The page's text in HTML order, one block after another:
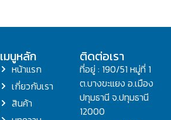
เมนูหลัก
หน้าแรก
เกี่ยวกับเรา
สินค้า
ติดต่อเรา
ที่อยู่ : 190/51 หมู่ที่ 1
ต.บางขะแยง อ.เมือง
ปทุมธานี จ.ปทุมธานี
12000